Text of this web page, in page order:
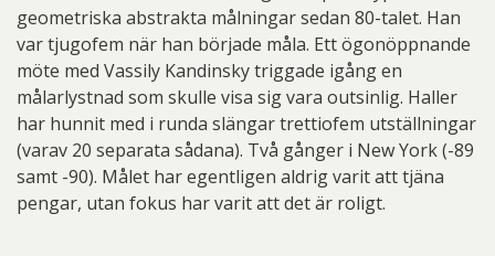
geometriska abstrakta målningar sedan 80-talet. Han
var tjugofem när han började måla. Ett ögonöppnande
möte med Vassily Kandinsky triggade igång en
målarlystnad som skulle visa sig vara outsinlig. Haller
har hunnit med i runda slängar trettiofem utställningar
(varav 20 separata sådana). Två gånger i New York (-89
samt -90). Målet har egentligen aldrig varit att tjäna
pengar, utan fokus har varit att det är roligt.